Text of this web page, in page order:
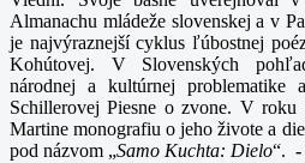
Almanachu mládeže slovenskej a v
je najvýraznejší cyklus ľúbostnej
Kohútovej. V Slovenských
národnej a kultúrnej
Schillerovej Piesne o zvone. V
Martine monografiu o jeho živote a
pod názvom „Samo Kuchta: Dielo“. -